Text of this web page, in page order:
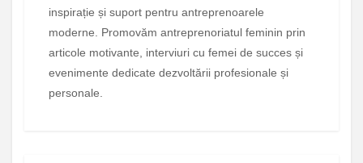
inspirație și suport pentru antreprenoarele
moderne. Promovăm antreprenoriatul feminin prin
articole motivante, interviuri cu femei de succes și
evenimente dedicate dezvoltării profesionale și
personale.